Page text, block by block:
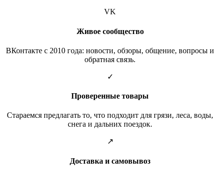
VK
Живое сообщество
ВКонтакте с 2010 года: новости, обзоры, общение, вопросы и
обратная связь.
✓
Проверенные товары
Стараемся предлагать то, что подходит для грязи, леса, воды,
снега и дальних поездок.
↗
Доставка и самовывоз